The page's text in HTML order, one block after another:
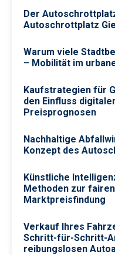
Der
Autoschrottplatz
Warum viele
– Mobilität im
Kaufstrategien für
den Einfluss
Preisprognosen
Nachhaltige
Konzept des
Künstliche
Methoden zur
Marktpreisfindung
Verkauf Ihres
Schritt-für-Schritt-
reibungslosen